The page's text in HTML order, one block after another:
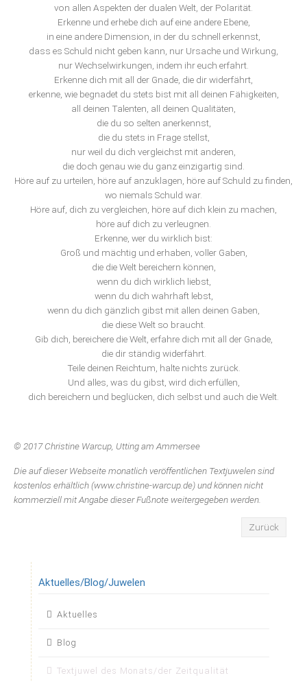
von allen Aspekten der dualen Welt, der Polarität.
Erkenne und erhebe dich auf eine andere Ebene,
in eine andere Dimension, in der du schnell erkennst,
dass es Schuld nicht geben kann, nur Ursache und Wirkung,
nur Wechselwirkungen, indem ihr euch erfahrt.
Erkenne dich mit all der Gnade, die dir widerfährt,
erkenne, wie begnadet du stets bist mit all deinen Fähigkeiten,
all deinen Talenten, all deinen Qualitäten,
die du so selten anerkennst,
die du stets in Frage stellst,
nur weil du dich vergleichst mit anderen,
die doch genau wie du ganz einzigartig sind.
Höre auf zu urteilen, höre auf anzuklagen, höre auf Schuld zu finden,
wo niemals Schuld war.
Höre auf, dich zu vergleichen, höre auf dich klein zu machen,
höre auf dich zu verleugnen.
Erkenne, wer du wirklich bist:
Groß und mächtig und erhaben, voller Gaben,
die die Welt bereichern können,
wenn du dich wirklich liebst,
wenn du dich wahrhaft lebst,
wenn du dich gänzlich gibst mit allen deinen Gaben,
die diese Welt so braucht.
Gib dich, bereichere die Welt, erfahre dich mit all der Gnade,
die dir ständig widerfährt.
Teile deinen Reichtum, halte nichts zurück.
Und alles, was du gibst, wird dich erfüllen,
dich bereichern und beglücken, dich selbst und auch die Welt.
© 2017 Christine Warcup, Utting am Ammersee
Die auf dieser Webseite monatlich veröffentlichen Textjuwelen sind
kostenlos erhältlich (www.christine-warcup.de) und können nicht
kommerziell mit Angabe dieser Fußnote weitergegeben werden.
Zurück
Aktuelles/Blog/Juwelen
Navigation
Aktuelles
Blog
Textjuwel des Monats/der Zeitqualität